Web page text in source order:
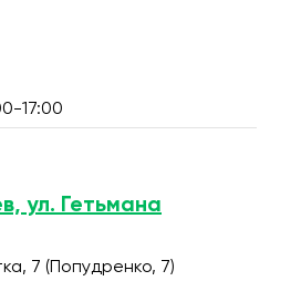
17:00
ул. Гетьмана
7 (Попудренко, 7)